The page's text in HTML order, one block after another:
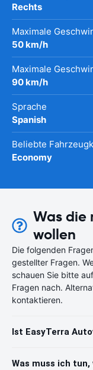
Rechts
Maximale
50 km/h
Maximale
90 km/h
Sprache
Spanish
Beliebte
Economy
Was die
wollen
Die folgenden
gestellter Fragen.
schauen Sie bitte
Fragen nach.
kontaktieren.
Ist EasyTerra
Was muss ich